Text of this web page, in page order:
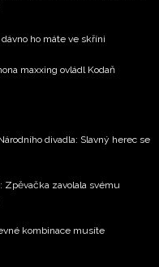
ho máte ve skříni
maxxing ovládl Kodaň
divadla: Slavný herec se
Zpěvačka zavolala svému
kombinace musíte